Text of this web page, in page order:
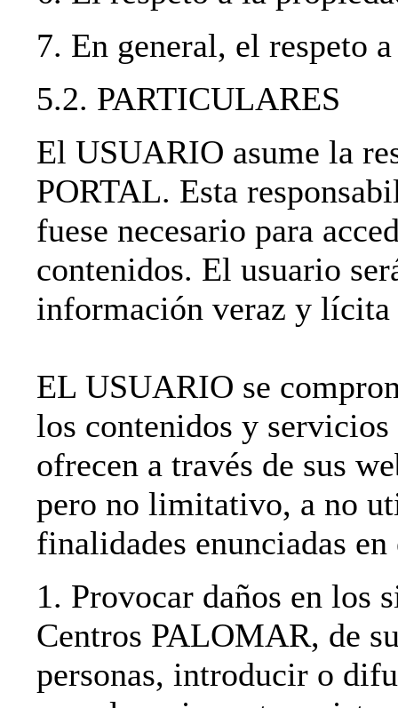
7. En general, el respeto
5.2. PARTICULARES
El USUARIO asume la
PORTAL. Esta
fuese necesario para
contenidos. El usuario
información veraz y lícita
EL USUARIO se
los contenidos y
ofrecen a través de sus
pero no limitativo, a no
finalidades enunciadas
1. Provocar daños en los
Centros PALOMAR, de
personas, introducir o